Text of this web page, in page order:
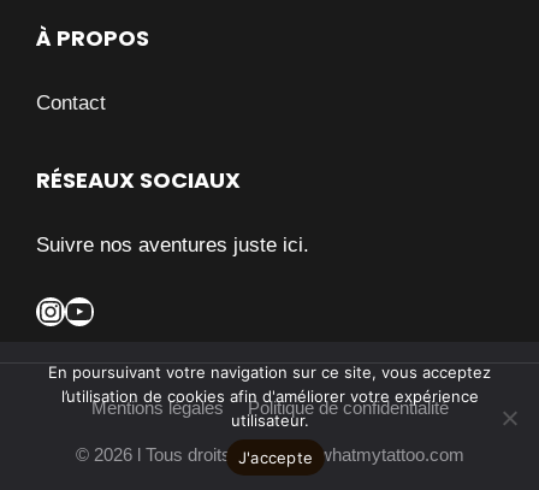
À PROPOS
Contact
RÉSEAUX SOCIAUX
Suivre nos aventures juste ici.
Instagram
YouTube
Mentions légales Politique de confidentialité
© 2026 l Tous droits réservés l whatmytattoo.com
En poursuivant votre navigation sur ce site, vous acceptez
l’utilisation de cookies afin d'améliorer votre expérience
utilisateur.
J'accepte